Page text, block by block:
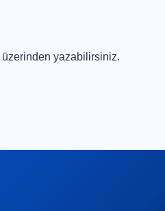
üzerinden yazabilirsiniz.